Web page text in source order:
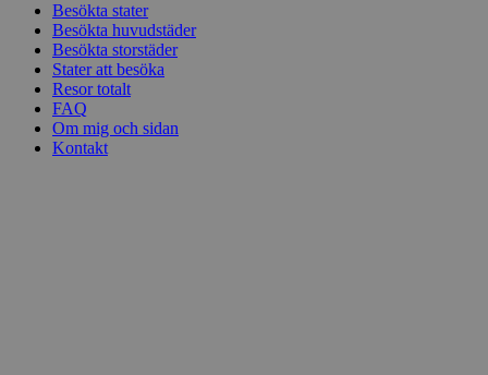
Besökta stater
Besökta huvudstäder
Besökta storstäder
Stater att besöka
Resor totalt
FAQ
Om mig och sidan
Kontakt